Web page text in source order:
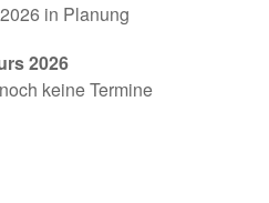
in Planung
2026
keine Termine